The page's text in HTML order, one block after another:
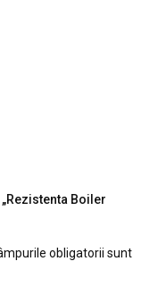
Boiler
obligatorii sunt